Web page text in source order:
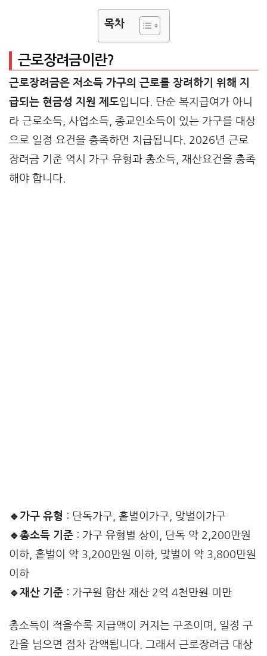
목차
근로장려금이란?
근로장려금은 저소득 가구의 근로를 장려하기 위해 지
급되는 현금성 지원 제도입니다. 단순 복지급여가 아니
라 근로소득, 사업소득, 종교인소득이 있는 가구를 대상
으로 일정 요건을 충족하면 지급됩니다. 2026년 근로
장려금 기준 역시 가구 유형과 총소득, 재산요건을 충족
해야 합니다.
🔹가구 유형 : 단독가구, 홑벌이가구, 맞벌이가구
🔹총소득 기준 : 가구 유형별 상이, 단독 약 2,200만원
이하, 홑벌이 약 3,200만원 이하, 맞벌이 약 3,800만원
이하
🔹재산 기준 : 가구원 합산 재산 2억 4천만원 미만
총소득이 적을수록 지급액이 커지는 구조이며, 일정 구
간을 넘으면 점차 감액됩니다. 그래서 근로장려금 대상